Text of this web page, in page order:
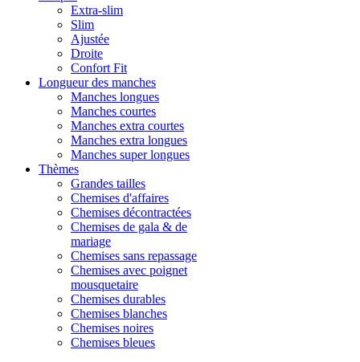
Extra-slim
Slim
Ajustée
Droite
Confort Fit
Longueur des manches
Manches longues
Manches courtes
Manches extra courtes
Manches extra longues
Manches super longues
Thèmes
Grandes tailles
Chemises d'affaires
Chemises décontractées
Chemises de gala & de
mariage
Chemises sans repassage
Chemises avec poignet
mousquetaire
Chemises durables
Chemises blanches
Chemises noires
Chemises bleues